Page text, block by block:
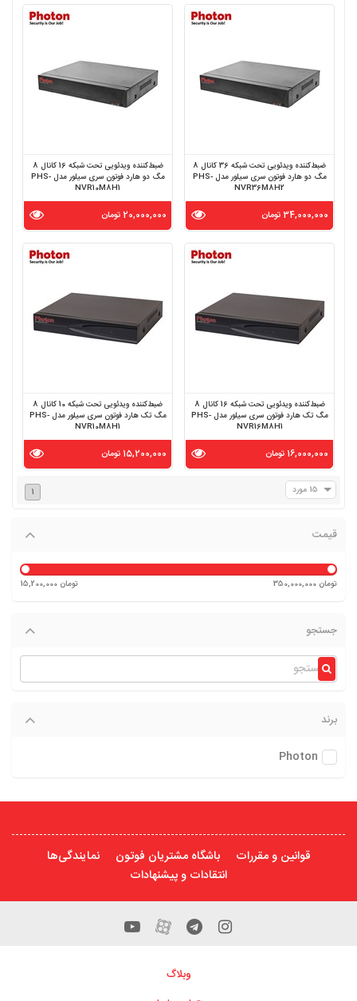
قیمت
15,200,000 تومان 350,000,000 تومان
جستجو
برند
Photon
ضبط‌کننده ویدئویی تحت شبکه 36 کانال 8
مگ دو هارد فوتون سری سیلور مدل PHS-
NVR36M8H2
34,000,000 تومان
ضبط‌کننده ویدئویی تحت شبکه 16 کانال 8
مگ دو هارد فوتون سری سیلور مدل PHS-
NVR10M8H1
20,000,000 تومان
ضبط‌کننده ویدئویی تحت شبکه 16 کانال 8
مگ تک هارد فوتون سری سیلور مدل PHS-
NVR16M8H1
16,000,000 تومان
ضبط‌کننده ویدئویی تحت شبکه 10 کانال 8
مگ تک هارد فوتون سری سیلور مدل PHS-
NVR10M8H1
15,200,000 تومان
15 مورد 1
قوانین و مقررات باشگاه مشتریان فوتون
نمایندگی‌ها
انتقادات و پیشنهادات
وبلاگ